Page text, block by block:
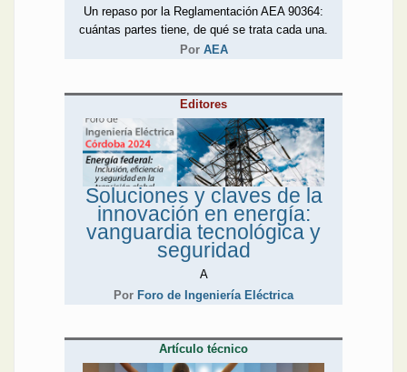
incluir el aporte del
instalador electricista Luis
Miravalles sobre la
periódicamente.
¡Que disfrute de la lectura!
Un repaso por la Reglamentación AEA 90364:
cuántas partes tiene, de qué se trata cada una.
Por AEA
Editores
Soluciones y claves de la
innovación en energía:
vanguardia tecnológica y
seguridad
A
Por Foro de Ingeniería Eléctrica
Artículo técnico